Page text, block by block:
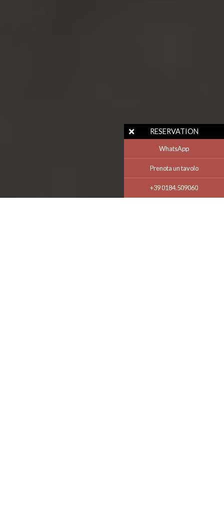
RESERVATION
WhatsApp
Prenota un tavolo
+39 0184.509060